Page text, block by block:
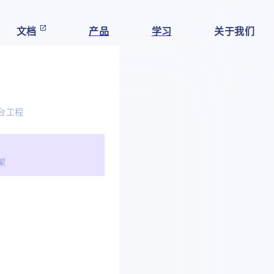
文档 产品 学习
工程
关于我们